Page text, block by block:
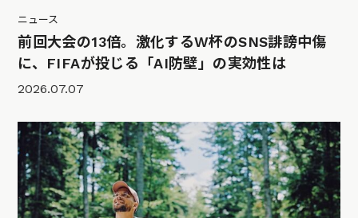
ニュース
前回大会の13倍。激化するW杯のSNS誹謗中傷
に、FIFAが投じる「AI防壁」の実効性は
2026.07.07